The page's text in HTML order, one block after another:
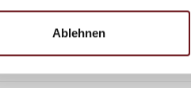
Ablehnen
(9U7) 1.6
(9U7) 1.9 D